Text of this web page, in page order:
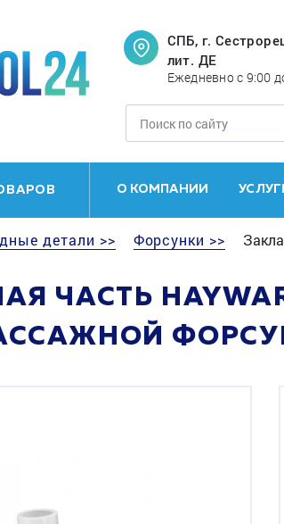
СПБ, г.
лит. ДЕ
Ежедневно с 9:00
О КОМПАНИИ
детали >> Форсунки >>
ЧАСТЬ